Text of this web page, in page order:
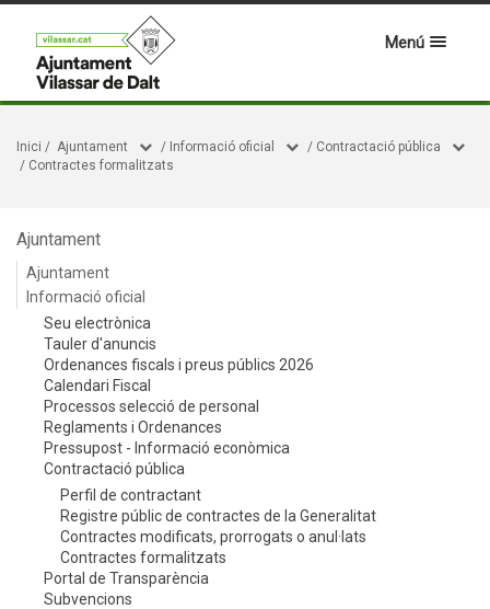
Menú
Inici / Ajuntament / Informació oficial / Contractació pública
/ Contractes formalitzats
Ajuntament
Ajuntament
Informació oficial
Seu electrònica
Tauler d'anuncis
Ordenances fiscals i preus públics 2026
Calendari Fiscal
Processos selecció de personal
Reglaments i Ordenances
Pressupost - Informació econòmica
Contractació pública
Perfil de contractant
Registre públic de contractes de la Generalitat
Contractes modificats, prorrogats o anul·lats
Contractes formalitzats
Portal de Transparència
Subvencions